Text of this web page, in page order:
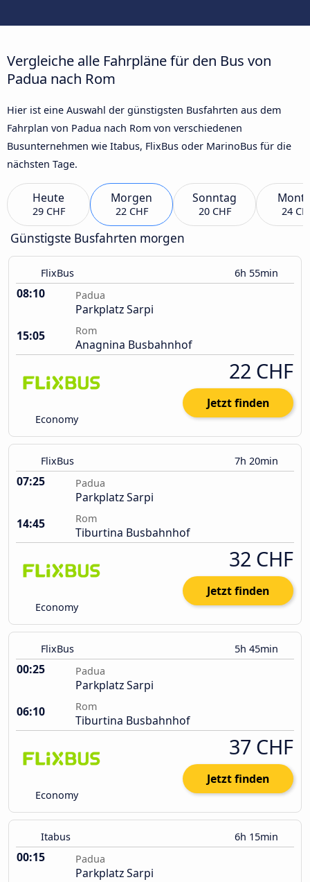
Vergleiche alle Fahrpläne für den Bus von
Padua nach Rom
Hier ist eine Auswahl der günstigsten Busfahrten aus dem
Fahrplan von Padua nach Rom von verschiedenen
Busunternehmen wie Itabus, FlixBus oder MarinoBus für die
nächsten Tage.
Heute
29 CHF
Morgen
22 CHF
Sonntag
20 CHF 24
Günstigste Busfahrten morgen
FlixBus 6h 55min
08:10 Padua
Parkplatz Sarpi
15:05
Rom
Anagnina Busbahnhof
Economy
22 CHF
Jetzt finden
FlixBus 7h 20min
07:25 Padua
Parkplatz Sarpi
14:45
Rom
Tiburtina Busbahnhof
Economy
32 CHF
Jetzt finden
FlixBus 5h 45min
00:25 Padua
Parkplatz Sarpi
06:10
Rom
Tiburtina Busbahnhof
Economy
37 CHF
Jetzt finden
Itabus 6h 15min
00:15 Padua
Parkplatz Sarpi